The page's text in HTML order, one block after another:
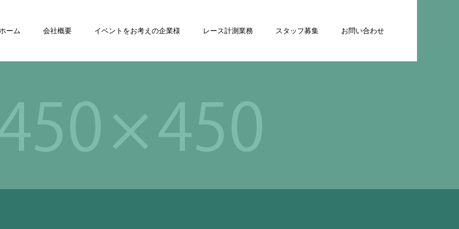
ーム 会社概要 イベントをお考えの企業様 レース計測業務 スタッフ募集 お問い合わせ